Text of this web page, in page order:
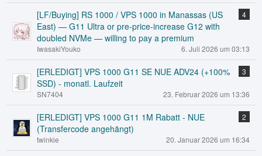
[LF/Buying] RS 1000 / VPS 1000 in Manassas (US
East) — G11 Ultra or pre-price-increase G12 with
doubled NVMe — willing to pay a premium
4
IwasakiYouko 6. Juli 2026 um 03:13
[ERLEDIGT] VPS 1000 G11 SE NUE ADV24 (+100%
SSD) - monatl. Laufzeit
3
SN7404 23. Februar 2026 um 13:36
[ERLEDIGT] VPS 1000 G11 1M Rabatt - NUE
(Transfercode angehängt)
2
twinkie 20. Januar 2026 um 16:34